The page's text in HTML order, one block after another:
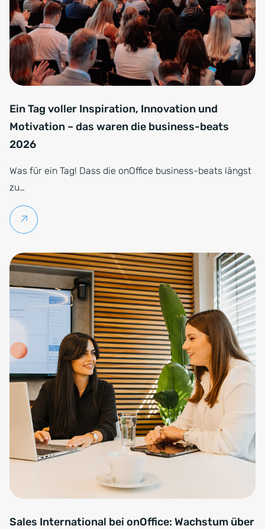
Ein Tag voller Inspiration, Innovation und
Motivation – das waren die business-beats
2026
Was für ein Tag! Dass die onOffice business-beats längst
zu…
Weiterlesen
Sales International bei onOffice: Wachstum über